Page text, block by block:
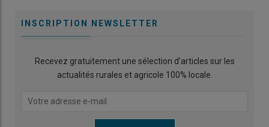
INSCRIPTION NEWSLETTER
Recevez gratuitement une sélection d’articles sur les
actualités rurales et agricole 100% locale.